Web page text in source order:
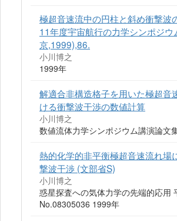
極超音速流中の円柱と斜め衝撃波
11年度宇宙航行の力学シンポジウ
京,1999),86.
小川博之
1999年
解適合非構造格子を用いた極超音
ける衝撃波干渉の数値計算
小川博之
数値流体力学シンポジウム講演論文
熱的化学的非平衡極超音速流れ場
撃波干渉 (文部省S)
小川博之
惑星探査への気体力学の先端的応用
No.08305036 1999年